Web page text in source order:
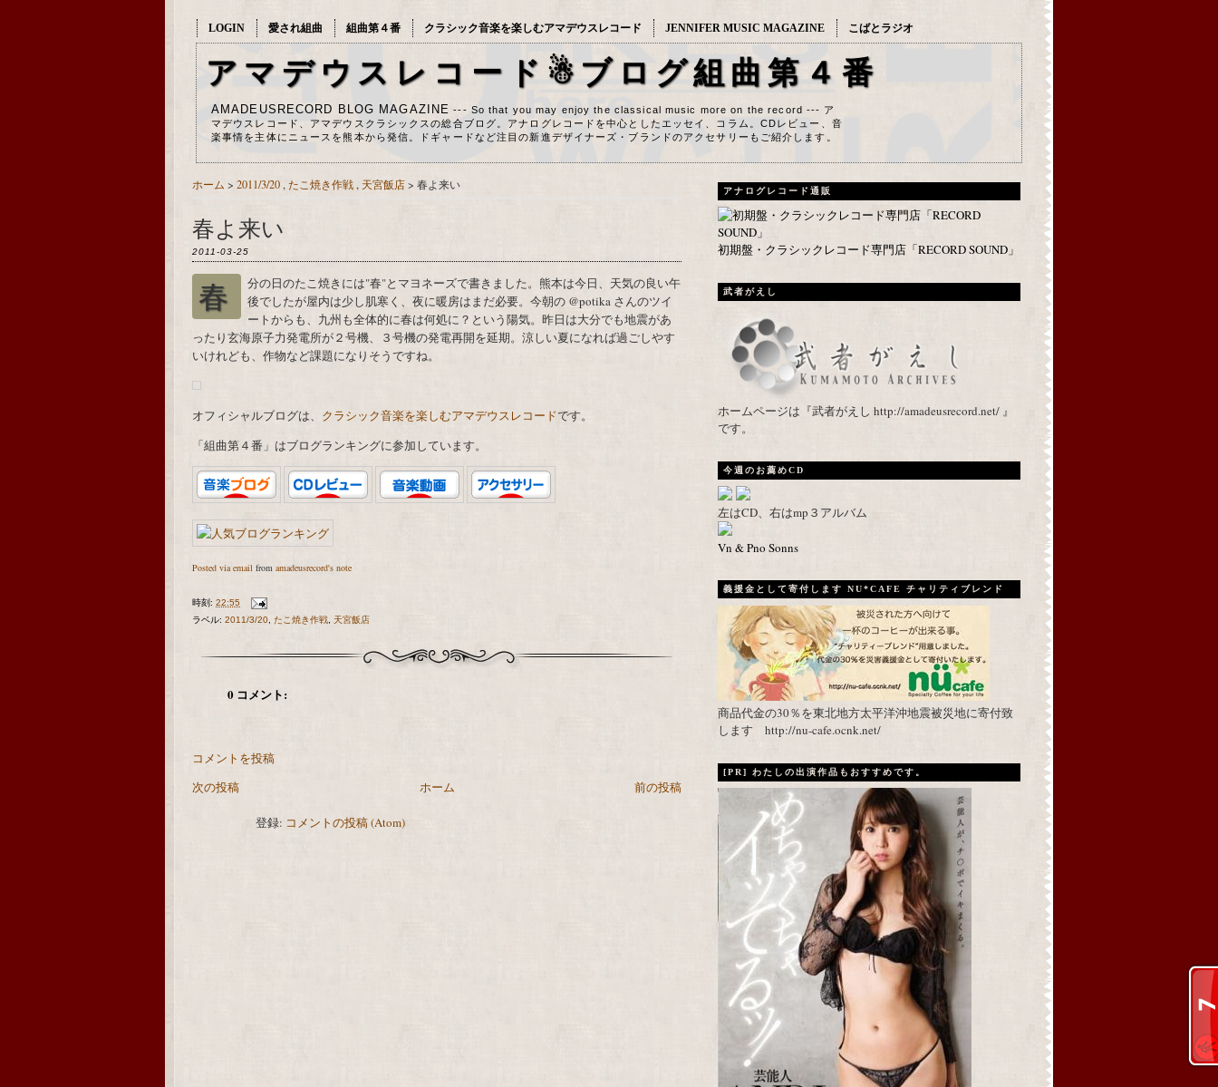
LOGIN 愛され組曲 組曲第４番 クラシック音楽を楽しむアマデウスレコード JENNIFER MUSIC MAGAZINE こばとラジオ
アマデウスレコード☃ブログ組曲第４番
AMADEUSRECORD BLOG MAGAZINE --- So that you may enjoy the classical music more on the record --- ア
マデウスレコード、アマデウスクラシックスの総合ブログ。アナログレコードを中心としたエッセイ、コラム。CDレビュー、音
楽事情を主体にニュースを熊本から発信。ドギャードなど注目の新進デザイナーズ・ブランドのアクセサリーもご紹介します。
ホーム > 2011/3/20 , たこ焼き作戦 , 天宮飯店> 春よ来い
春よ来い
2011-03-25
春分の日のたこ焼きには"春"とマヨネーズで書きました。熊本は今日、天気の良い午
後でしたが屋内は少し肌寒く、夜に暖房はまだ必要。今朝の @potika さんのツイ
ートからも、九州も全体的に春は何処に？という陽気。昨日は大分でも地震があ
ったり玄海原子力発電所が２号機、３号機の発電再開を延期。涼しい夏になれば過ごしやす
いけれども、作物など課題になりそうですね。
オフィシャルブログは、 クラシック音楽を楽しむアマデウスレコードです。
「組曲第４番」はブログランキングに参加しています。
Posted via email from amadeusrecord's note
時刻: 22:55
ラベル: 2011/3/20, たこ焼き作戦, 天宮飯店
0 コメント:
コメントを投稿
次の投稿
前の投稿
ホーム
登録: コメントの投稿 (Atom)
アナログレコード通販
初期盤・クラシックレコード専門店「RECORD SOUND」
武者がえし
ホームページは『武者がえし http://amadeusrecord.net/ 』
です。
今週のお薦めCD
左はCD、右はmp３アルバム
Vn & Pno Sonns
義援金として寄付します NU*CAFE チャリティブレンド
商品代金の30％を東北地方太平洋沖地震被災地に寄付致
します http://nu-cafe.ocnk.net/
[PR] わたしの出演作品もおすすめです。